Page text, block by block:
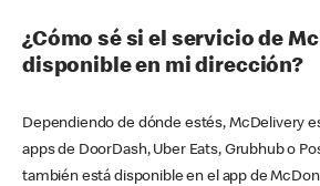
¿Cómo sé si el servicio de
disponible en mi dirección?
Dependiendo de dónde estés, McDelivery
apps de DoorDash, Uber Eats, Grubhub o
también está disponible en el app de